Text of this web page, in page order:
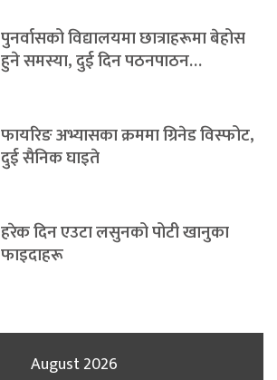
पुनर्वासको विद्यालयमा छात्राहरूमा बेहोस
हुने समस्या, दुई दिन पठनपाठन…
फायरिङ अभ्यासका क्रममा ग्रिनेड विस्फोट,
दुई सैनिक घाइते
हरेक दिन एउटा लसुनको पोटी खानुका
फाइदाहरू
August 2026